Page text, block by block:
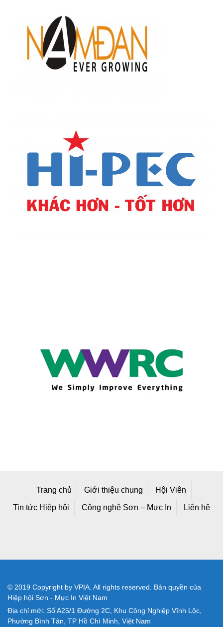
Trang chủ Giới thiệu chung Hội Viên
Tin tức Hiệp hội Công nghệ Sơn – Mực In Liên hệ
© 2019 Copyright by VPIA. All rights reserved. Bản quyền của
Hiệp hội Sơn - Mực In Việt Nam
Địa chỉ mới: Số A25/1 Đường 2C, Khu Công Nghiệp Vĩnh Lộc,
Phường Bình Tân, TP Hồ Chí Minh, Việt Nam